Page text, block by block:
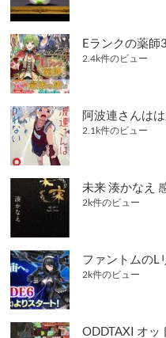
構
成
／
竹
内
良
輔
漫
画
／
三
好
輝
感
想
Eランクの薬師
2.4k件のビュー
阿波連さんは
2.1k件のビュー
未来 湊かなえ
2k件のビュー
ファントムのL
2k件のビュー
ODDTAXI オッ